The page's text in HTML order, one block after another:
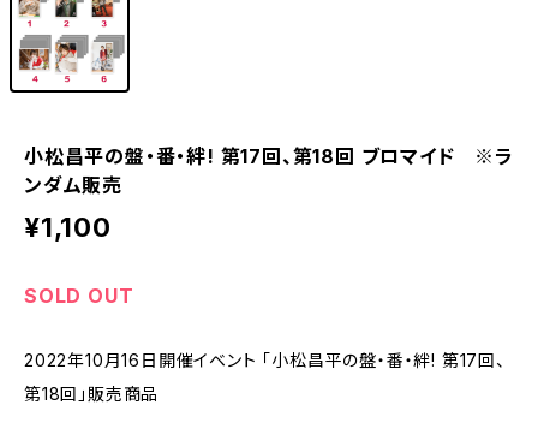
小松昌平の盤・番・絆! 第17回、第18回 ブロマイド ※ラ
ンダム販売
¥1,100
SOLD OUT
2022年10月16日開催イベント 「小松昌平の盤・番・絆! 第17回、
第18回」販売商品